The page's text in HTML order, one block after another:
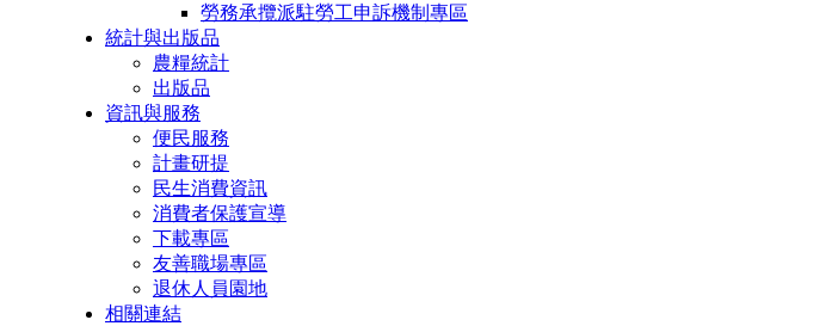
勞務承攬派駐勞工申訴機制專區
統計與出版品
農糧統計
出版品
資訊與服務
便民服務
計畫研提
民生消費資訊
消費者保護宣導
下載專區
友善職場專區
退休人員園地
相關連結